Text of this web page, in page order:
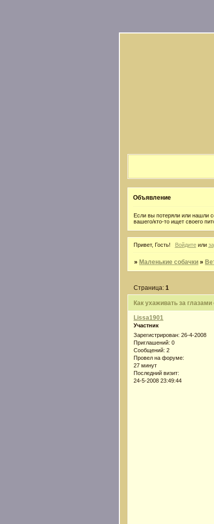
Объявление
Если вы потеряли или нашли
вашего/кто-то ищет своего
Привет, Гость! Войдитеили
» Маленькие собачки »
Как ухаживать за глазами
Страница:1
Lissa1901
Участник
Зарегистрирован: 26-4-2008
Приглашений: 0
Сообщений: 2
Провел на форуме:
27 минут
Последний визит:
24-5-2008 23:49:44